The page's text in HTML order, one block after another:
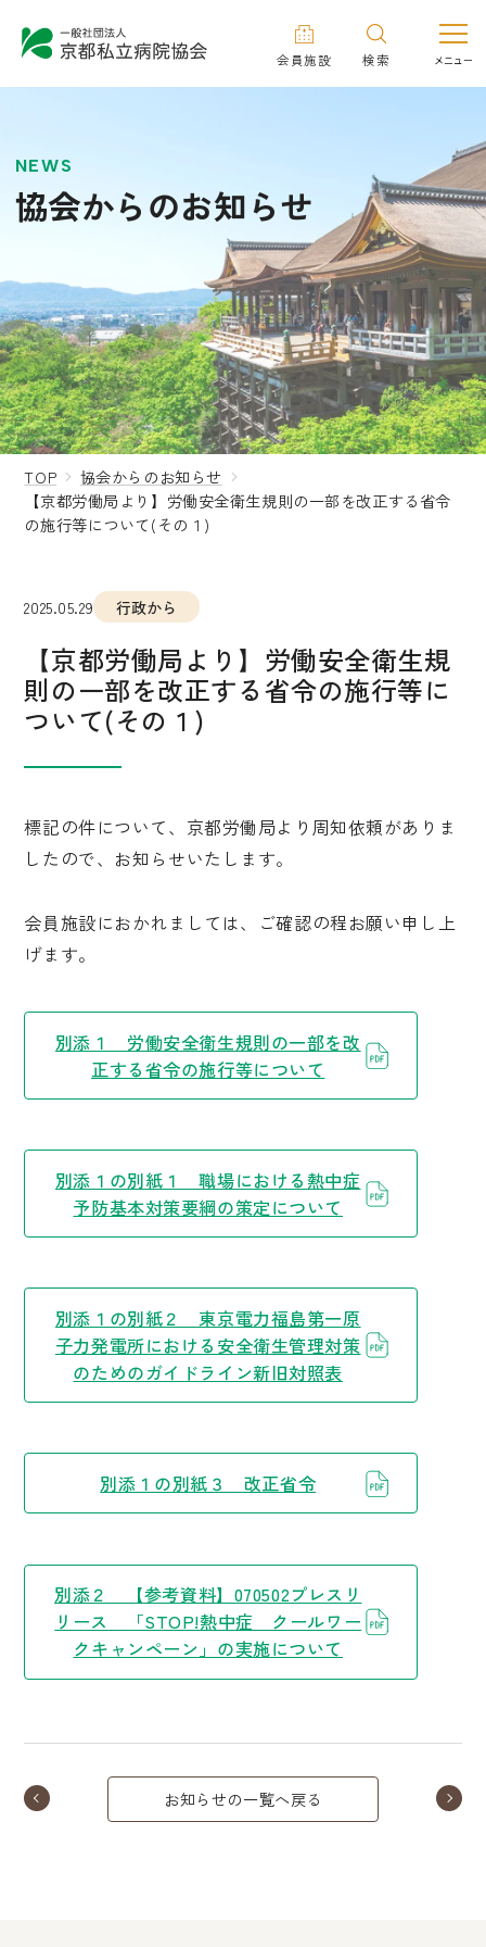
会員施設 検索
NEWS
協会からのお知らせ
TOP
協会からのお知らせ
【京都労働局より】労働安全衛生規則の一部を改正する省令
の施行等について(その１)
2025.05.29 行政から
【京都労働局より】労働安全衛生規
則の一部を改正する省令の施行等に
ついて(その１)
標記の件について、京都労働局より周知依頼がありま
したので、お知らせいたします。
会員施設におかれましては、ご確認の程お願い申し上
げます。
別添１ 労働安全衛生規則の一部を改
正する省令の施行等について
別添１の別紙１ 職場における熱中症
予防基本対策要綱の策定について
別添１の別紙２ 東京電力福島第一原
子力発電所における安全衛生管理対策
のためのガイドライン新旧対照表
別添１の別紙３ 改正省令
別添２ 【参考資料】070502プレスリ
リース 「STOP!熱中症 クールワー
クキャンペーン」の実施について
お知らせの一覧へ戻る